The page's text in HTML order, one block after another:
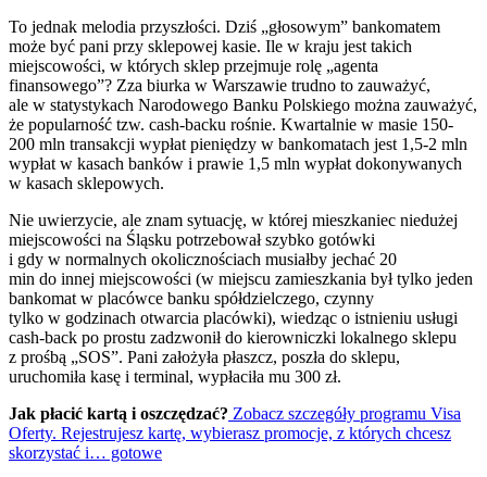
To jednak melodia przyszłości. Dziś „głosowym” bankomatem
może być pani przy sklepowej kasie. Ile w kraju jest takich
miejscowości, w których sklep przejmuje rolę „agenta
finansowego”? Zza biurka w Warszawie trudno to zauważyć,
ale w statystykach Narodowego Banku Polskiego można zauważyć,
że popularność tzw. cash-backu rośnie. Kwartalnie w masie 150-
200 mln transakcji wypłat pieniędzy w bankomatach jest 1,5-2 mln
wypłat w kasach banków i prawie 1,5 mln wypłat dokonywanych
w kasach sklepowych.
Nie uwierzycie, ale znam sytuację, w której mieszkaniec niedużej
miejscowości na Śląsku potrzebował szybko gotówki
i gdy w normalnych okolicznościach musiałby jechać 20
min do innej miejscowości (w miejscu zamieszkania był tylko jeden
bankomat w placówce banku spółdzielczego, czynny
tylko w godzinach otwarcia placówki), wiedząc o istnieniu usługi
cash-back po prostu zadzwonił do kierowniczki lokalnego sklepu
z prośbą „SOS”. Pani założyła płaszcz, poszła do sklepu,
uruchomiła kasę i terminal, wypłaciła mu 300 zł.
Jak płacić kartą i oszczędzać? Zobacz szczegóły programu Visa
Oferty. Rejestrujesz kartę, wybierasz promocje, z których chcesz
skorzystać i… gotowe